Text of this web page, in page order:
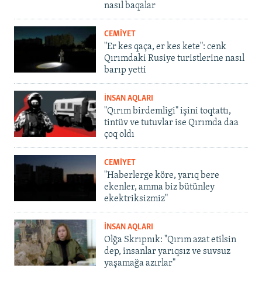
nasıl baqalar
CEMİYET
"Er kes qaça, er kes kete": cenk
Qırımdaki Rusiye turistlerine nasıl
barıp yetti
İNSAN AQLARI
"Qırım birdemligi" işini toqtattı,
tintüv ve tutuvlar ise Qırımda daa
çoq oldı
CEMİYET
"Haberlerge köre, yarıq bere
ekenler, amma biz bütünley
ekektriksizmiz"
İNSAN AQLARI
Olğa Skrıpnık: "Qırım azat etilsin
dep, insanlar yarıqsız ve suvsuz
yaşamağa azırlar"